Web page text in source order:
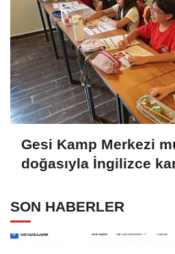
Gesi Kamp Merkezi
doğasıyla İngilizce
SON HABERLER